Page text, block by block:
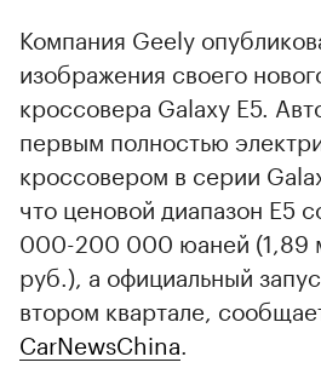
Компания Geely
изображения своего
кроссовера Galaxy E5.
первым полностью
кроссовером в серии
что ценовой диапазон E5
000-200 000 юаней (1,89
руб.), а официальный
втором квартале,
CarNewsChina